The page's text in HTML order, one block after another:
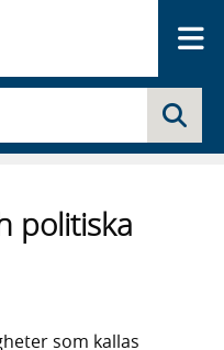
politiska
som kallas